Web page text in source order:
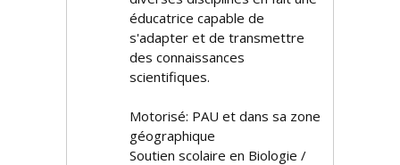
éducatrice capable de
s'adapter et de transmettre
des connaissances
scientifiques.
Motorisé: PAU et dans sa zone
géographique
Soutien scolaire en Biologie /